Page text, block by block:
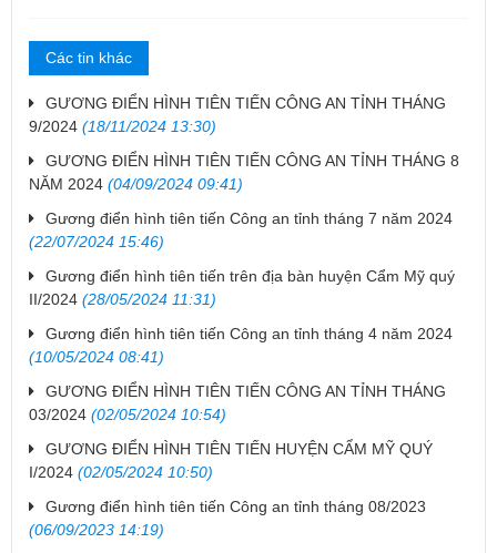
Các tin khác
GƯƠNG ĐIỂN HÌNH TIÊN TIẾN CÔNG AN TỈNH THÁNG
9/2024 (18/11/2024 13:30)
GƯƠNG ĐIỂN HÌNH TIÊN TIẾN CÔNG AN TỈNH THÁNG 8
NĂM 2024 (04/09/2024 09:41)
Gương điển hình tiên tiến Công an tỉnh tháng 7 năm 2024
(22/07/2024 15:46)
Gương điển hình tiên tiến trên địa bàn huyện Cẩm Mỹ quý
II/2024 (28/05/2024 11:31)
Gương điển hình tiên tiến Công an tỉnh tháng 4 năm 2024
(10/05/2024 08:41)
GƯƠNG ĐIỂN HÌNH TIÊN TIẾN CÔNG AN TỈNH THÁNG
03/2024 (02/05/2024 10:54)
GƯƠNG ĐIỂN HÌNH TIÊN TIẾN HUYỆN CẨM MỸ QUÝ
I/2024 (02/05/2024 10:50)
Gương điển hình tiên tiến Công an tỉnh tháng 08/2023
(06/09/2023 14:19)